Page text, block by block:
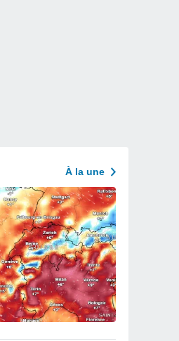
À la une